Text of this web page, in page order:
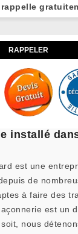
installé
est une
de
à faire des
est un
nous